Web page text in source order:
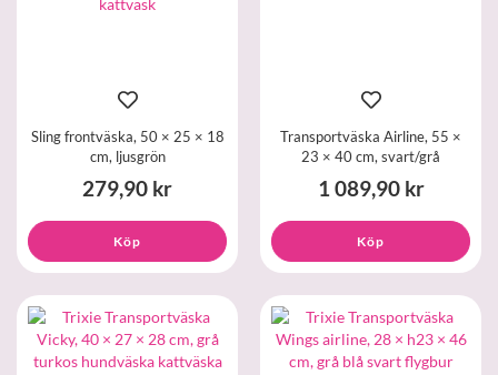
Sling frontväska, 50 × 25 × 18
cm, ljusgrön
279,90 kr
Köp
Transportväska Airline, 55 ×
23 × 40 cm, svart/grå
1 089,90 kr
Köp